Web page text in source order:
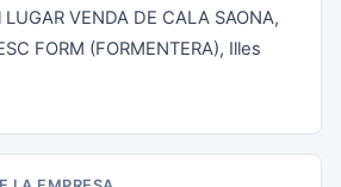
VENDA DE CALA SAONA,
FORM (FORMENTERA), Illes